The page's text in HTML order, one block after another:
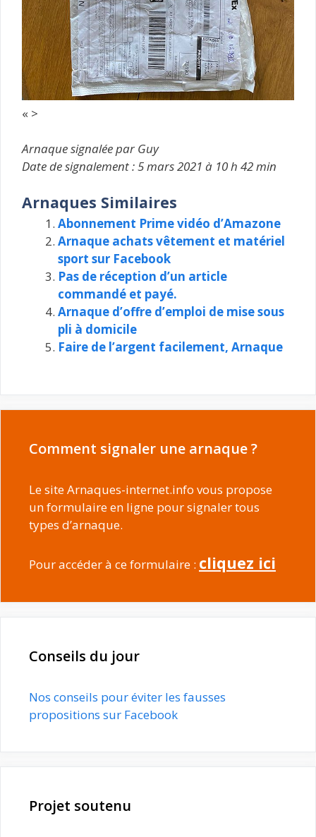
« >
Arnaque signalée par Guy
Date de signalement : 5 mars 2021 à 10 h 42 min
Arnaques Similaires
Abonnement Prime vidéo d’Amazone
Arnaque achats vêtement et matériel
sport sur Facebook
Pas de réception d’un article
commandé et payé.
Arnaque d’offre d’emploi de mise sous
pli à domicile
Faire de l’argent facilement, Arnaque
Comment signaler une arnaque ?
Le site Arnaques-internet.info vous propose
un formulaire en ligne pour signaler tous
types d’arnaque.
Pour accéder à ce formulaire : cliquez ici
Conseils du jour
Nos conseils pour éviter les fausses
propositions sur Facebook
Projet soutenu